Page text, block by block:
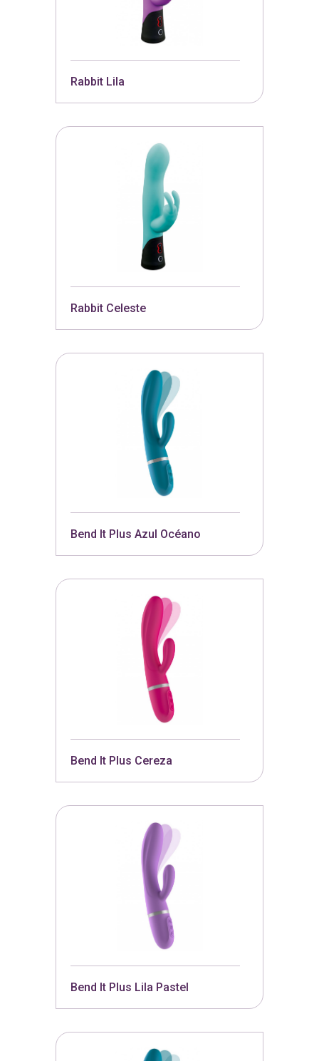
Rabbit Lila
Rabbit Celeste
Bend It Plus Azul Océano
Bend It Plus Cereza
Bend It Plus Lila Pastel